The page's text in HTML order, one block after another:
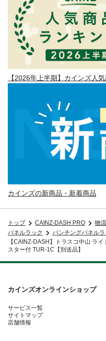
【2026年上半期】カインズ人
カインズの新商品・新着商品
トップ CAINZ-DASH PRO 物
パネルラック
パンチングパネルラ
【CAINZ-DASH】トラスコ中山
スター付 TUR-1C【別送品】
カインズオンラインショップ
サービス一覧
サイトマップ
店舗情報